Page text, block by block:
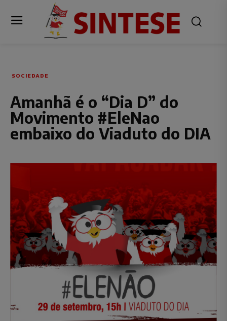
SOCIEDADE
Amanhã é o “Dia D” do
Movimento #EleNao
embaixo do Viaduto do DIA